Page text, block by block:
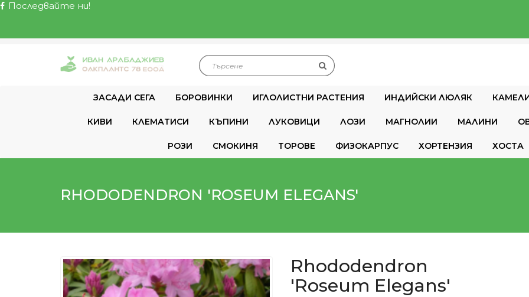
Последвайте ни!
ЗАСАДИ СЕГА БОРОВИНКИ ИГЛОЛИСТНИ РАСТЕНИЯ ИНДИЙСКИ ЛЮЛЯК
КИВИ КЛЕМАТИСИ КЪПИНИ ЛУКОВИЦИ ЛОЗИ МАГНОЛИИ МАЛИНИ
РОЗИ СМОКИНЯ ТОРОВЕ ФИЗОКАРПУС ХОРТЕНЗИЯ ХОСТА
RHODODENDRON 'ROSEUM ELEGANS'
Rhododendron
'Roseum Elegans'